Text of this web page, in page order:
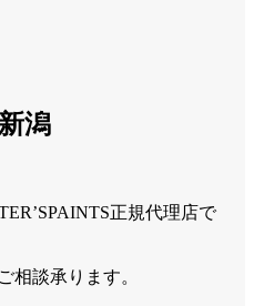
潟
正規代理店で
相談承ります。